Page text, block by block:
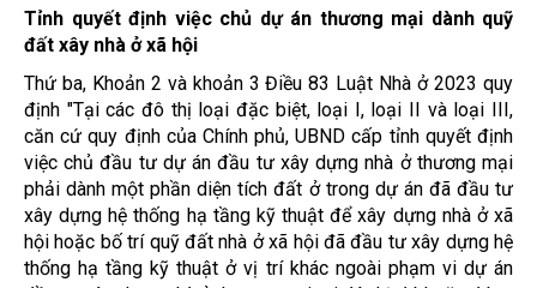
Tỉnh quyết định việc chủ dự án thương mại dành quỹ
đất xây nhà ở xã hội
Thứ ba, Khoản 2 và khoản 3 Điều 83 Luật Nhà ở 2023 quy
định "Tại các đô thị loại đặc biệt, loại I, loại II và loại III,
căn cứ quy định của Chính phủ, UBND cấp tỉnh quyết định
việc chủ đầu tư dự án đầu tư xây dựng nhà ở thương mại
phải dành một phần diện tích đất ở trong dự án đã đầu tư
xây dựng hệ thống hạ tầng kỹ thuật để xây dựng nhà ở xã
hội hoặc bố trí quỹ đất nhà ở xã hội đã đầu tư xây dựng hệ
thống hạ tầng kỹ thuật ở vị trí khác ngoài phạm vi dự án